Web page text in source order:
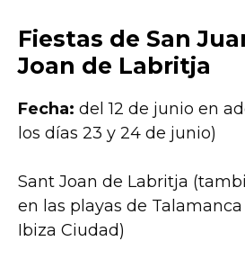
Fiestas de San
Joan de Labritja
Fecha: del 12 de junio en
los días 23 y 24 de junio)
Sant Joan de Labritja
en las playas de
Ibiza Ciudad)